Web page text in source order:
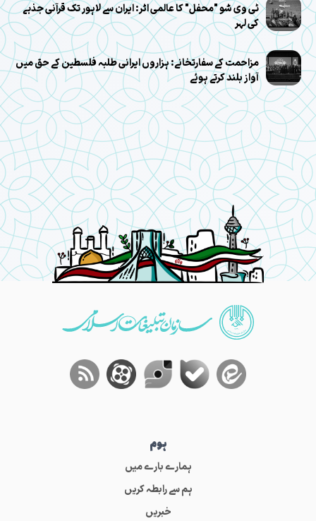
ٹی وی شو "محفل" کا عالمی اثر: ایران سے لاہور تک قرآنی جذبے
کی لہر
مزاحمت کے سفارتخانے: ہزاروں ایرانی طلبہ فلسطین کے حق میں
آواز بلند کرتے ہوئے
ہوم
ہمارے بارے میں
ہم سے رابطہ کریں
خبریں